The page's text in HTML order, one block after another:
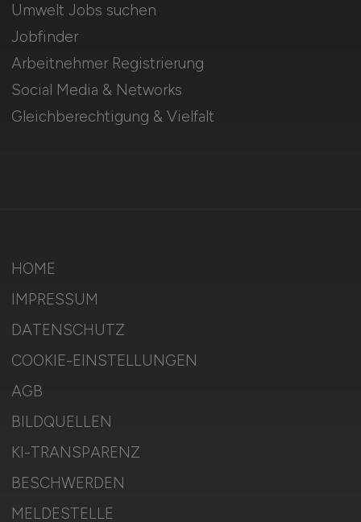
Umwelt Jobs suchen
Jobfinder
Arbeitnehmer Registrierung
Social Media & Networks
Gleichberechtigung & Vielfalt
HOME
IMPRESSUM
DATENSCHUTZ
COOKIE-EINSTELLUNGEN
AGB
BILDQUELLEN
KI-TRANSPARENZ
BESCHWERDEN
MELDESTELLE